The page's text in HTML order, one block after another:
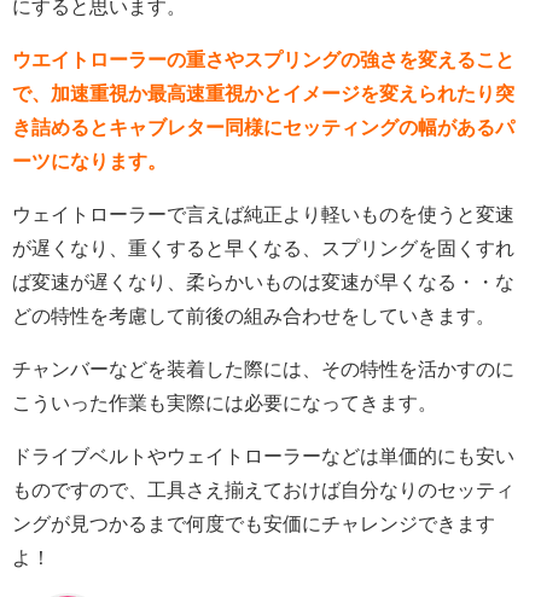
にすると思います。
ウエイトローラーの重さやスプリングの強さを変えること
で、加速重視か最高速重視かとイメージを変えられたり突
き詰めるとキャブレター同様にセッティングの幅があるパ
ーツになります。
ウェイトローラーで言えば純正より軽いものを使うと変速
が遅くなり、重くすると早くなる、スプリングを固くすれ
ば変速が遅くなり、柔らかいものは変速が早くなる・・な
どの特性を考慮して前後の組み合わせをしていきます。
チャンバーなどを装着した際には、その特性を活かすのに
こういった作業も実際には必要になってきます。
ドライブベルトやウェイトローラーなどは単価的にも安い
ものですので、工具さえ揃えておけば自分なりのセッティ
ングが見つかるまで何度でも安価にチャレンジできます
よ！